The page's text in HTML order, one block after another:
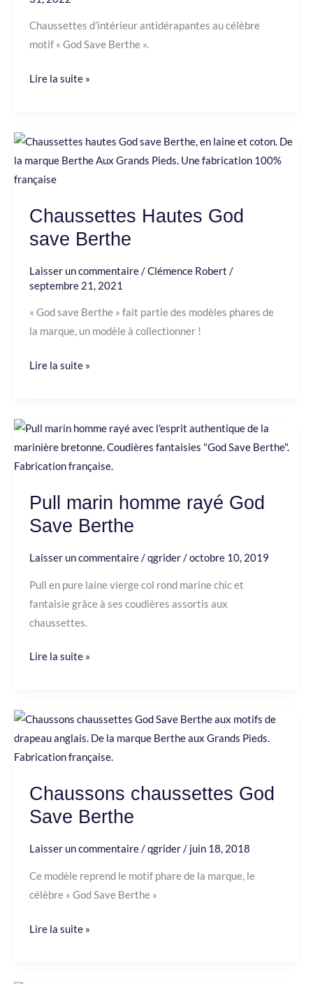
Chaussettes d’intérieur antidérapantes au célèbre
motif « God Save Berthe ».
Lire la suite »
Chaussettes Hautes God
save Berthe
Laisser un commentaire/Clémence Robert /
septembre 21, 2021
« God save Berthe » fait partie des modèles phares de
la marque, un modèle à collectionner !
Chaussettes
Hautes
God
Berthe
Lire la suite »
Pull marin homme rayé God
Save Berthe
Laisser un commentaire/qgrider/octobre 10, 2019
Pull en pure laine vierge col rond marine chic et
fantaisie grâce à ses coudières assortis aux
chaussettes.
Pull
marin
homme
God
Save
Lire la suite »
Chaussons chaussettes God
Save Berthe
Laisser un commentaire/qgrider/ juin 18, 2018
Ce modèle reprend le motif phare de la marque, le
célèbre « God Save Berthe »
Chaussons
chaussettes
God
Berthe
Lire la suite »